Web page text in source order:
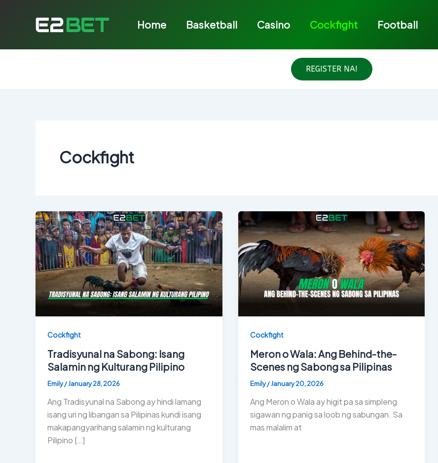
Home Basketball Casino Cockfight Football
REGISTER NA!
Cockfight
Cockfight
Tradisyunal na Sabong: Isang
Salamin ng Kulturang Pilipino
Emily/January 28, 2026
Ang Tradisyunal na Sabong ay hindi lamang
isang uri ng libangan sa Pilipinas kundi isang
makapangyarihang salamin ng kulturang
Pilipino […]
Cockfight
Meron o Wala: Ang Behind-the-
Scenes ng Sabong sa Pilipinas
Emily/January 20, 2026
Ang Meron o Wala ay higit pa sa simpleng
sigawan ng panig sa loob ng sabungan. Sa
mas malalim at